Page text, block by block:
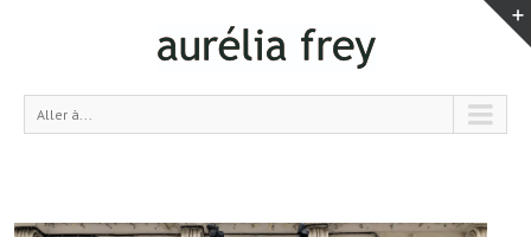
Aller à...